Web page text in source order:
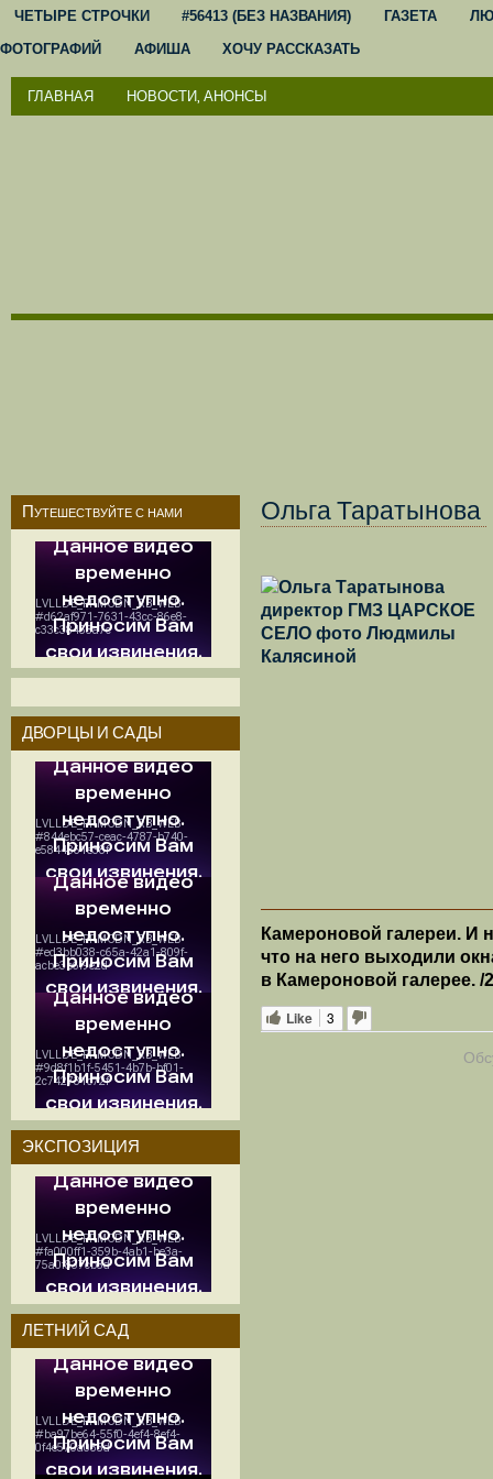
ЧЕТЫРЕ СТРОЧКИ #56413 (БЕЗ НАЗВАНИЯ) ГАЗЕТА
ФОТОГРАФИЙ
АФИША ХОЧУ РАССКАЗАТЬ
ГЛАВНАЯ НОВОСТИ, АНОНСЫ
Ольга Таратынова
Камероновой галереи. И
что на него выходили
в Камероновой галерее. /
Like
3
Путешествуйте с нами
ДВОРЦЫ И САДЫ
ЭКСПОЗИЦИЯ
ЛЕТНИЙ САД